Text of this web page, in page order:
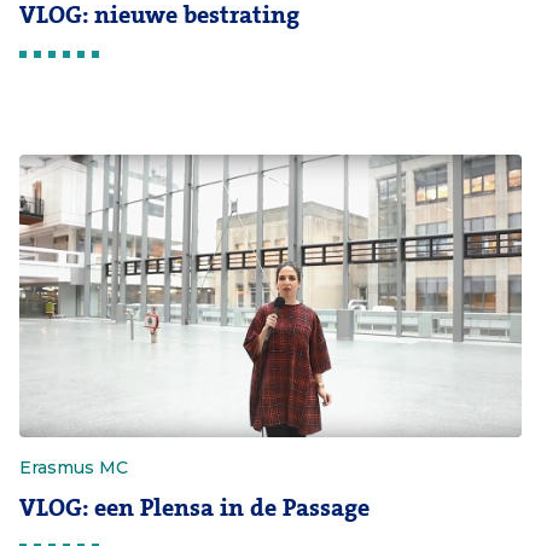
VLOG: nieuwe bestrating
Erasmus MC
VLOG: een Plensa in de Passage